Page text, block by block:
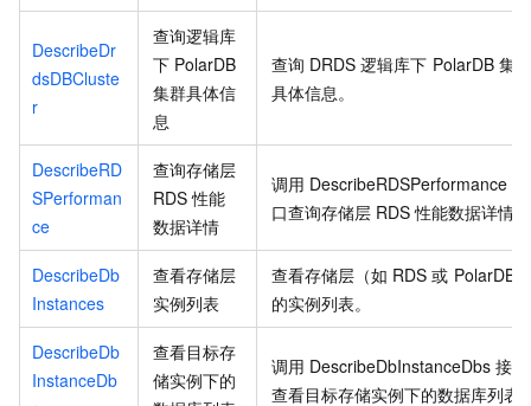
DescribeDr
dsDBCluste
r
查询逻辑库
下 PolarDB
集群具体信
息
查询 DRDS 逻辑库下 PolarDB 集群
具体信息。
DescribeRD
SPerforman
ce
查询存储层
RDS 性能
数据详情
调用 DescribeRDSPerformance
口查询存储层 RDS 性能数据详情。
DescribeDb
Instances
查看存储层
实例列表
查看存储层（如 RDS 或 PolarDB）
的实例列表。
DescribeDb
InstanceDb
查看目标存
储实例下的
调用 DescribeDbInstanceDbs 接口
查看目标存储实例下的数据库列表